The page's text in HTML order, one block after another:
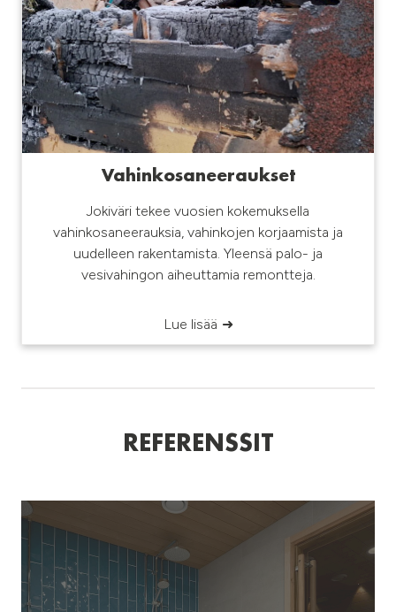
Vahinkosaneeraukset
Jokiväri tekee vuosien kokemuksella
vahinkosaneerauksia, vahinkojen korjaamista ja
uudelleen rakentamista. Yleensä palo- ja
vesivahingon aiheuttamia remontteja.
Lue lisää
REFERENSSIT